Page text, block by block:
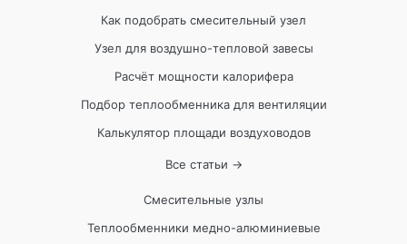
Как подобрать смесительный узел
Узел для воздушно-тепловой завесы
Расчёт мощности калорифера
Подбор теплообменника для вентиляции
Калькулятор площади воздуховодов
Все статьи →
Смесительные узлы
Теплообменники медно-алюминиевые